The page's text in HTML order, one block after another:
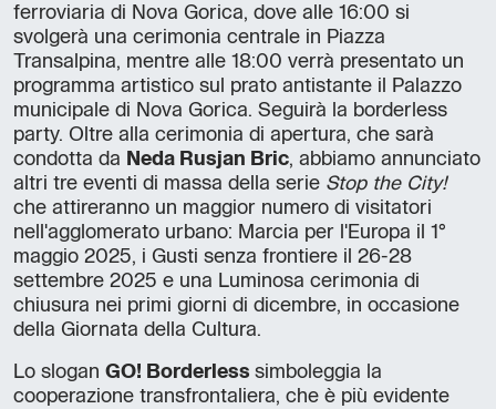
ferroviaria di Nova Gorica, dove alle 16:00 si
svolgerà una cerimonia centrale in Piazza
Transalpina, mentre alle 18:00 verrà presentato un
programma artistico sul prato antistante il Palazzo
municipale di Nova Gorica. Seguirà la borderless
party. Oltre alla cerimonia di apertura, che sarà
condotta da Neda Rusjan Bric, abbiamo annunciato
altri tre eventi di massa della serie Stop the City!
che attireranno un maggior numero di visitatori
nell'agglomerato urbano: Marcia per l'Europa il 1°
maggio 2025, i Gusti senza frontiere il 26-28
settembre 2025 e una Luminosa cerimonia di
chiusura nei primi giorni di dicembre, in occasione
della Giornata della Cultura.
Lo slogan GO! Borderless simboleggia la
cooperazione transfrontaliera, che è più evidente